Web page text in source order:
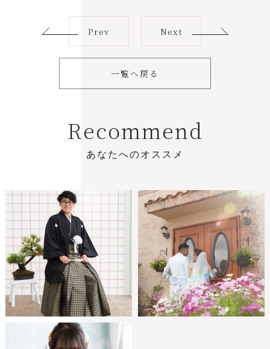
Prev
一覧へ戻る
Next
Recommend
あ な た へのオ ス ス メ